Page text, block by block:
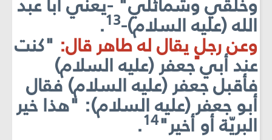
الله (عليه السلام)-13
.
وعن رجلٍ يقال له طاهر قال: "كنت
عند أبي جعفر (عليه السلام)
فأقبل جعفر (عليه السلام) فقال
أبو جعفر (عليه السلام): "هذا خير
البريّة أو أخير"14
.